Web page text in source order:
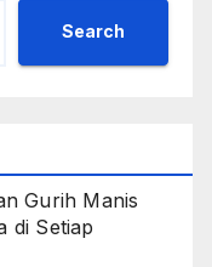
Search
Gurih Manis
di Setiap